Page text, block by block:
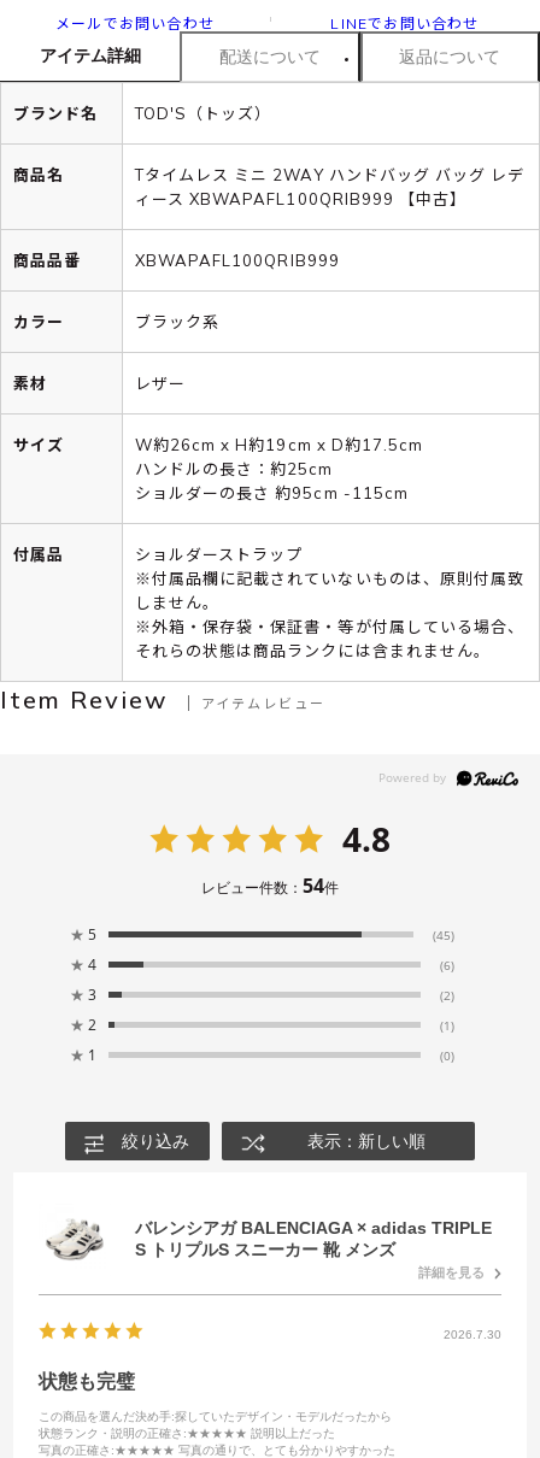
メールでお問い合わせ LINEでお問い合わせ
アイテム詳細 配送について 返品について
ブランド名 TOD'S（トッズ）
商品名
Tタイムレス ミニ 2WAY ハンドバッグ バッグ レデ
ィース XBWAPAFL100QRIB999 【中古】
商品品番 XBWAPAFL100QRIB999
カラー ブラック系
素材 レザー
サイズ
W約26cm x H約19cm x D約17.5cm
ハンドルの長さ：約25cm
ショルダーの長さ 約95cm -115cm
付属品
ショルダーストラップ
※付属品欄に記載されていないものは、原則付属致
しません。
※外箱・保存袋・保証書・等が付属している場合、
それらの状態は商品ランクには含まれません。
Item Review アイテムレビュー
4.8
レビュー件数： 54件
★ 5 (45)
★ 4 (6)
★ 3 (2)
★ 2 (1)
★ 1 (0)
絞り込み 表示：新しい順
バレンシアガ BALENCIAGA × adidas TRIPLE
S トリプルS スニーカー 靴 メンズ
詳細を見る
2026.7.30
状態も完璧
この商品を選んだ決め手:探していたデザイン・モデルだったから
状態ランク・説明の正確さ :★★★★★ 説明以上だった
写真の正確さ :★★★★★ 写真の通りで、とても分かりやすかった